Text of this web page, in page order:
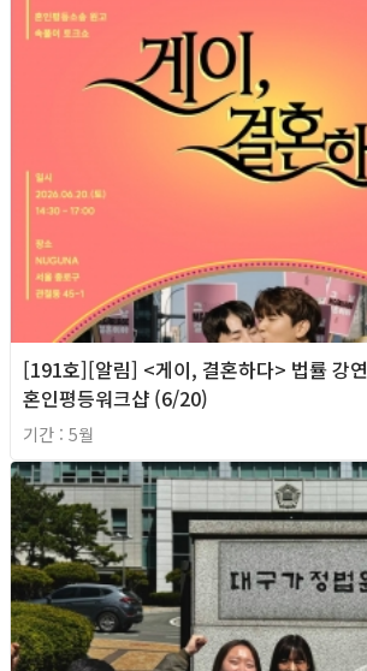
[191호][알림] <게이, 결혼하다> 법률 강
혼인평등워크샵 (6/20)
기간 : 5월